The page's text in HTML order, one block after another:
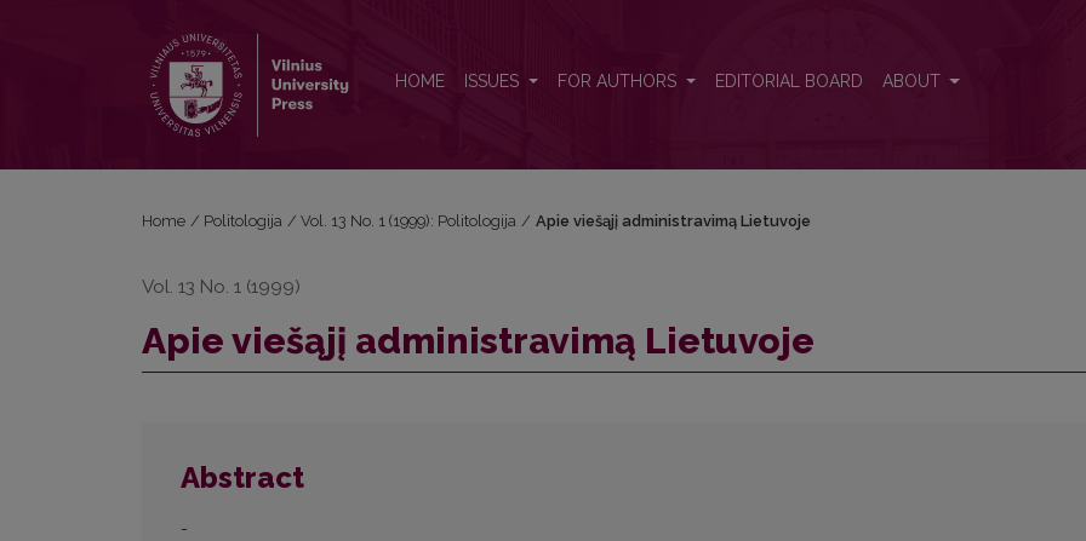
HOME ISSUES FOR AUTHORS EDITORIAL BOARD ABOUT
Home / Politologija / Vol. 13 No. 1 (1999): Politologija / Apie viešąjį administravimą Lietuvoje
Vol. 13 No. 1 (1999)
Apie viešąjį administravimą Lietuvoje
Abstract
-